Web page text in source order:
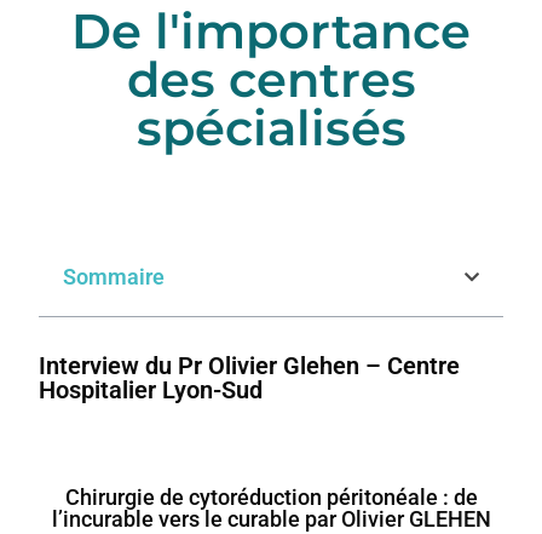
De l'importance
des centres
spécialisés
Sommaire
Interview du Pr Olivier Glehen – Centre
Hospitalier Lyon-Sud
Chirurgie de cytoréduction péritonéale : de
l’incurable vers le curable par Olivier GLEHEN